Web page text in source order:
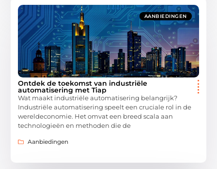
AANBIEDINGEN
Ontdek de toekomst van industriële
automatisering met Tiap
Wat maakt industriële automatisering belangrijk?
Industriële automatisering speelt een cruciale rol in de
wereldeconomie. Het omvat een breed scala aan
technologieën en methoden die de
Aanbiedingen